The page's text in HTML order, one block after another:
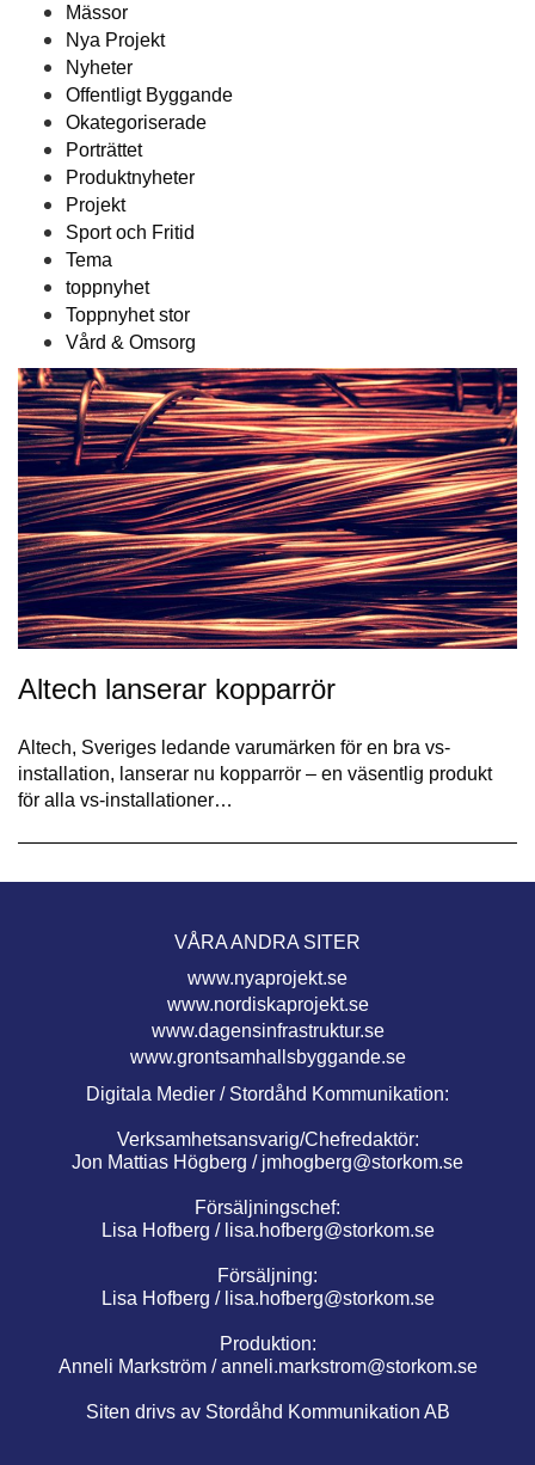
Mässor
Nya Projekt
Nyheter
Offentligt Byggande
Okategoriserade
Porträttet
Produktnyheter
Projekt
Sport och Fritid
Tema
toppnyhet
Toppnyhet stor
Vård & Omsorg
Altech lanserar kopparrör
Altech, Sveriges ledande varumärken för en bra vs-
installation, lanserar nu kopparrör – en väsentlig produkt
för alla vs-installationer…
VÅRA ANDRA SITER
www.nyaprojekt.se
www.nordiskaprojekt.se
www.dagensinfrastruktur.se
www.grontsamhallsbyggande.se
Digitala Medier / Stordåhd Kommunikation:
Verksamhetsansvarig/Chefredaktör:
Jon Mattias Högberg / jmhogberg@storkom.se
Försäljningschef:
Lisa Hofberg / lisa.hofberg@storkom.se
Försäljning:
Lisa Hofberg / lisa.hofberg@storkom.se
Produktion:
Anneli Markström /anneli.markstrom@storkom.se
Siten drivs av Stordåhd Kommunikation AB